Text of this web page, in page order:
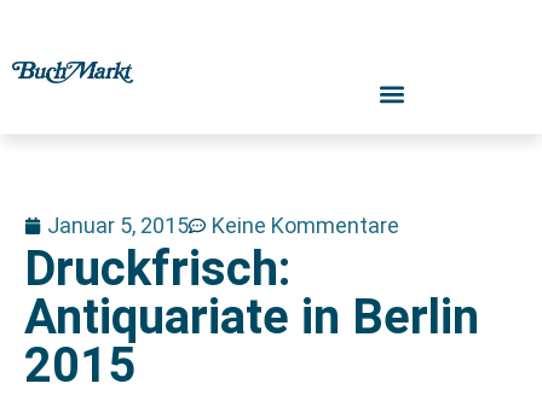
Januar 5, 2015 Keine Kommentare
Druckfrisch:
Antiquariate in Berlin
2015